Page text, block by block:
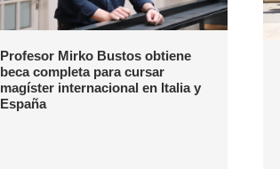
Profesor Mirko Bustos obtiene
beca completa para cursar
magíster internacional en Italia y
España